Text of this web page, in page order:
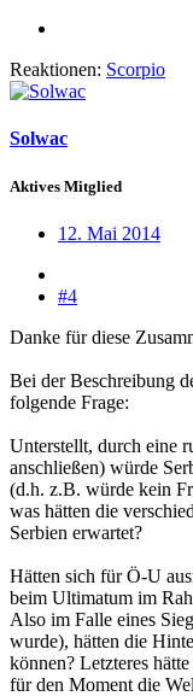
Reaktionen: Scorpio
Solwac
Aktives Mitglied
12. Mai 2014
#4
Danke für diese
Bei der Beschreibung
folgende Frage:
Unterstellt, durch eine
anschließen) würde
(d.h. z.B. würde kein
was hätten die
Serbien erwartet?
Hätten sich für Ö-U
beim Ultimatum im
Also im Falle eines
wurde), hätten die
können? Letzteres
für den Moment die